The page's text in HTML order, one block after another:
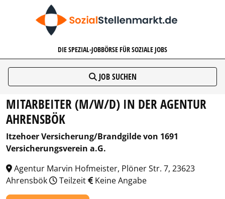
DIE SPEZIAL-JOBBÖRSE FÜR SOZIALE JOBS
JOB SUCHEN
MITARBEITER (M/W/D) IN DER AGENTUR
AHRENSBÖK
Itzehoer Versicherung/Brandgilde von 1691
Versicherungsverein a.G.
Agentur Marvin Hofmeister, Plöner Str. 7, 23623
Ahrensbök
Teilzeit Keine Angabe